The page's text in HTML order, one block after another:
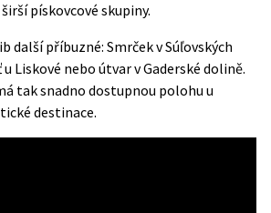
pískovcové skupiny.
další příbuzné: Smrček v Súľovských
Liskové nebo útvar v Gaderské dolině.
tak snadno dostupnou polohu u
destinace.